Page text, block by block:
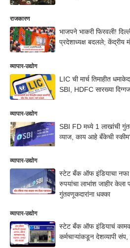
राजकारण
भाजपने भाकरी फिरवली!
प्रदेशाध्यक्ष बदलले; केंद्रीय
व्यापार-उद्योग
LIC ची मार्च तिमाहीत
SBI, HDFC सारख्या
व्यापार-उद्योग
SBI FD मध्ये 1 लाखांची
व्याज, काय आहे बँकेची
व्यापार-उद्योग
स्टेट बँक ऑफ इंडियाचा
रुपयांचा लाभांश जाहीर
गुंतवणूकदारांना धक्का
व्यापार-उद्योग
स्टेट बँक ऑफ इंडियाचं
कर्मचाऱ्यांकडून देशव्यापी